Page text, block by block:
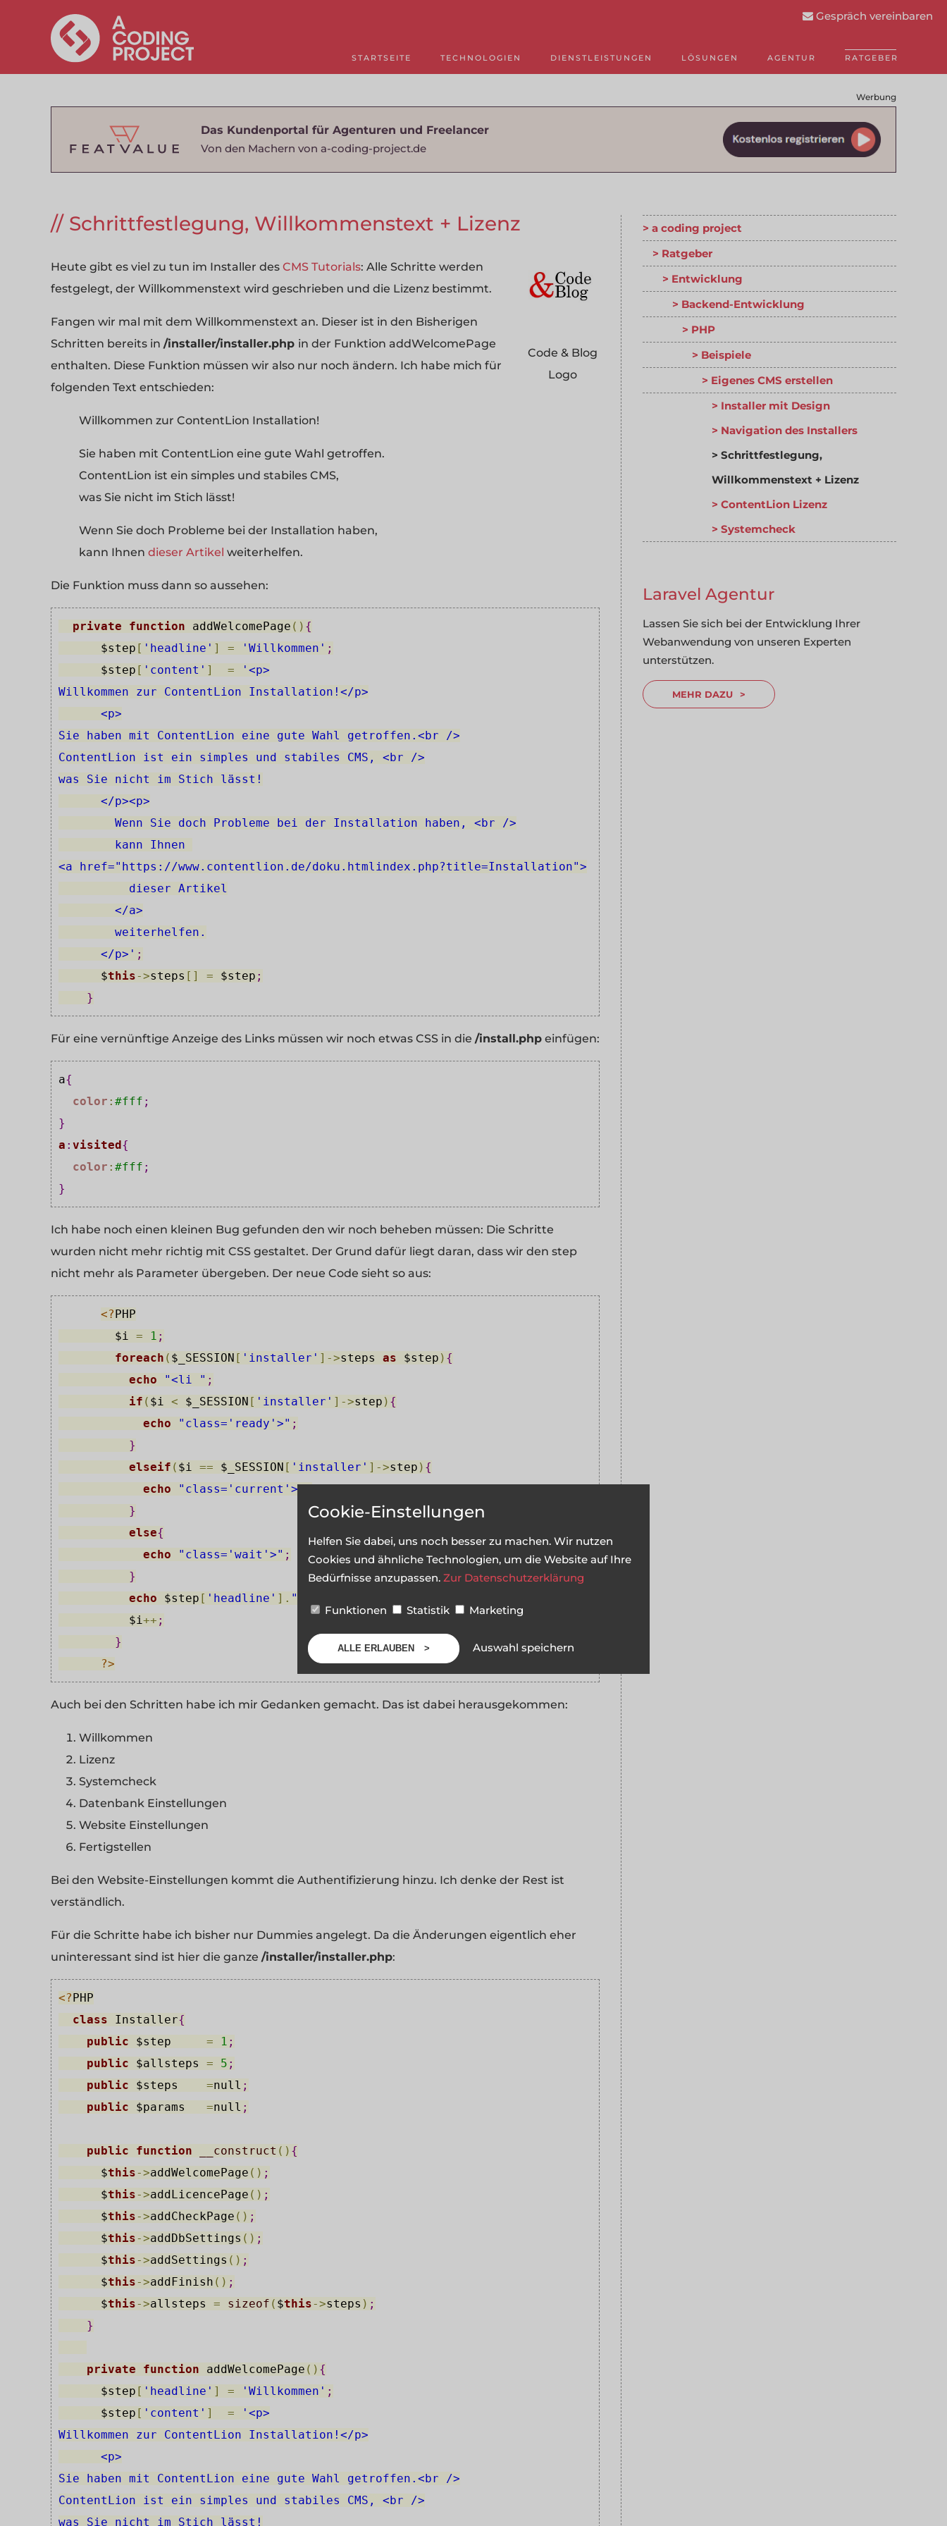
STARTSEITE TECHNOLOGIEN DIENSTLEISTUNGEN LÖSUNGEN AGENTUR RATGEBER
Gespräch vereinbaren
Werbung
Das Kundenportal für Agenturen und Freelancer
Von den Machern von a-coding-project.de
Schrittfestlegung, Willkommenstext + Lizenz
Code & Blog
Logo
Heute gibt es viel zu tun im Installer des CMS Tutorials: Alle Schritte werden
festgelegt, der Willkommenstext wird geschrieben und die Lizenz bestimmt.
Fangen wir mal mit dem Willkommenstext an. Dieser ist in den Bisherigen
Schritten bereits in /installer/installer.php in der Funktion addWelcomePage
enthalten. Diese Funktion müssen wir also nur noch ändern. Ich habe mich für
folgenden Text entschieden:
Willkommen zur ContentLion Installation!
Sie haben mit ContentLion eine gute Wahl getroffen.
ContentLion ist ein simples und stabiles CMS,
was Sie nicht im Stich lässt!
Wenn Sie doch Probleme bei der Installation haben,
kann Ihnen dieser Artikel weiterhelfen.
Die Funktion muss dann so aussehen:
private function addWelcomePage ( ) {
$step [ 'headline' ] = 'Willkommen' ;
$step [ 'content' ] =
'<p>
Willkommen zur ContentLion Installation!</p>
      <p>
Sie haben mit ContentLion eine gute Wahl getroffen.<br />
ContentLion ist ein simples und stabiles CMS, <br />
was Sie nicht im Stich lässt!
      </p><p>
        Wenn Sie doch Probleme bei der Installation haben, <br />
        kann Ihnen
<a href="https://www.contentlion.de/doku.htmlindex.php?title=Installation">
          dieser Artikel
        </a>
        weiterhelfen.
      </p>'
;
$this->steps [ ] = $step ;
}
Für eine vernünftige Anzeige des Links müssen wir noch etwas CSS in die /install.php einfügen:
a{
color : #fff ;
}
a : visited{
color : #fff ;
}
Ich habe noch einen kleinen Bug gefunden den wir noch beheben müssen: Die Schritte
wurden nicht mehr richtig mit CSS gestaltet. Der Grund dafür liegt daran, dass wir den step
nicht mehr als Parameter übergeben. Der neue Code sieht so aus:
<?PHP
$i = 1 ;
foreach ( $_SESSION [ 'installer' ] ->steps as $step ) {
echo
"<li " ;
if ( $i < $_SESSION [ 'installer' ] ->step ) {
echo
"class='ready'>" ;
}
elseif ( $i == $_SESSION [ 'installer' ] ->step ) {
echo
"class='current'>";
}
else{
echo
"class='wait'>" ;
}
echo
$step [ 'headline' ] . "</li>"
$i++ ;
}
?>
Auch bei den Schritten habe ich mir Gedanken gemacht. Das ist dabei herausgekommen:
Willkommen
Lizenz
Systemcheck
Datenbank Einstellungen
Website Einstellungen
Fertigstellen
Bei den Website-Einstellungen kommt die Authentifizierung hinzu. Ich denke der Rest ist
verständlich.
Für die Schritte habe ich bisher nur Dummies angelegt. Da die Änderungen eigentlich eher
uninteressant sind ist hier die ganze /installer/installer.php:
<?PHP
class Installer{
public
$step = 1 ;
public
$allsteps = 5 ;
public
$steps =null ;
public
$params =null ;
public function __construct ( ) {
$this->addWelcomePage ( ) ;
$this->addLicencePage ( ) ;
$this->addCheckPage ( ) ;
$this->addDbSettings ( ) ;
$this->addSettings ( ) ;
$this->addFinish ( ) ;
$this->allsteps = sizeof ( $this->steps ) ;
}
private function addWelcomePage ( ) {
$step [ 'headline' ] = 'Willkommen' ;
$step [ 'content' ] =
'<p>
Willkommen zur ContentLion Installation!</p>
      <p>
Sie haben mit ContentLion eine gute Wahl getroffen.<br />
ContentLion ist ein simples und stabiles CMS, <br />
was Sie nicht im Stich lässt!
a coding project
Ratgeber
Entwicklung
Backend-Entwicklung
PHP
Beispiele
Eigenes CMS erstellen
Installer mit Design
Navigation des Installers
Schrittfestlegung,
Willkommenstext + Lizenz
ContentLion Lizenz
Systemcheck
Laravel Agentur
Lassen Sie sich bei der Entwicklung Ihrer
Webanwendung von unseren Experten
unterstützen.
MEHR DAZU
Cookie-Einstellungen
Helfen Sie dabei, uns noch besser zu machen. Wir nutzen
Cookies und ähnliche Technologien, um die Website auf Ihre
Bedürfnisse anzupassen. Zur Datenschutzerklärung
Funktionen Statistik Marketing
ALLE ERLAUBEN Auswahl speichern